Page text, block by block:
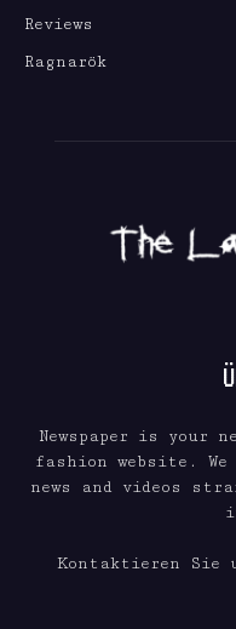
Reviews
Ragnarök
Newspaper is your
fashion website.
news and videos
Kontaktieren Sie